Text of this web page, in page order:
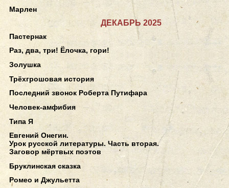
Марлен
ДЕКАБРЬ 2025
Пастернак
Раз, два, три! Ёлочка, гори!
Золушка
Трёхгрошовая история
Последний звонок Роберта Путифара
Человек-амфибия
Типа Я
Евгений Онегин.
Урок русской литературы. Часть вторая.
Заговор мёртвых поэтов
Бруклинская сказка
Ромео и Джульетта